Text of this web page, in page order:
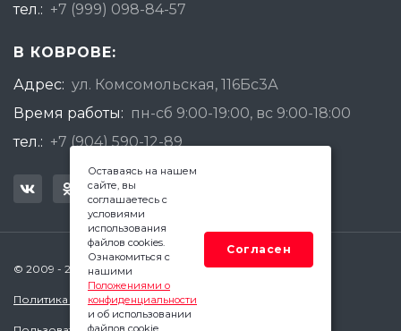
тел.: +7 (999) 098-84-57
В КОВРОВЕ:
Адрес: ул. Комсомольская, 116Бс3А
Время работы: пн-сб 9:00-19:00, вс 9:00-18:00
тел.: +7 (904) 590-12-89
© 2009 - 2026 Квадратный Метр - Ковров
Политика конфиденциальности
Оставаясь на нашем
сайте, вы
соглашаетесь с
условиями
использования
файлов cookies.
Ознакомиться с
нашими
Положениями о
конфиденциальности
и об использовании
файлов cookie.
Согласен